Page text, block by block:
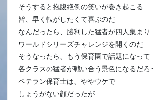
そうすると抱腹絶倒の笑いが巻き起こる
皆、早く転がしたくて喜ぶのだ
なんだったら、勝利した猛者が四人集まり
ワールドシリーズチャレンジを開くのだ
そうなったら、もう保育園で話題になって
各クラスの猛者が戦い合う景色になるだろ
ベテラン保育士は、ややウケで
しょうがない顔だったが